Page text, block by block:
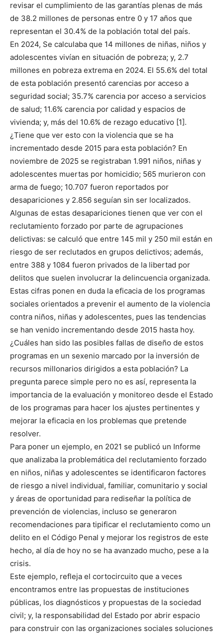
revisar el cumplimiento de las garantías plenas de más
de 38.2 millones de personas entre 0 y 17 años que
representan el 30.4% de la población total del país.
En 2024, Se calculaba que 14 millones de niñas, niños y
adolescentes vivían en situación de pobreza; y, 2.7
millones en pobreza extrema en 2024. El 55.6% del total
de esta población presentó carencias por acceso a
seguridad social; 35.7% carencia por acceso a servicios
de salud; 11.6% carencia por calidad y espacios de
vivienda; y, más del 10.6% de rezago educativo [1].
¿Tiene que ver esto con la violencia que se ha
incrementado desde 2015 para esta población? En
noviembre de 2025 se registraban 1.991 niños, niñas y
adolescentes muertas por homicidio; 565 murieron con
arma de fuego; 10.707 fueron reportados por
desapariciones y 2.856 seguían sin ser localizados.
Algunas de estas desapariciones tienen que ver con el
reclutamiento forzado por parte de agrupaciones
delictivas: se calculó que entre 145 mil y 250 mil están en
riesgo de ser reclutados en grupos delictivos; además,
entre 388 y 1084 fueron privados de la libertad por
delitos que suelen involucrar la delincuencia organizada.
Estas cifras ponen en duda la eficacia de los programas
sociales orientados a prevenir el aumento de la violencia
contra niños, niñas y adolescentes, pues las tendencias
se han venido incrementando desde 2015 hasta hoy.
¿Cuáles han sido las posibles fallas de diseño de estos
programas en un sexenio marcado por la inversión de
recursos millonarios dirigidos a esta población? La
pregunta parece simple pero no es así, representa la
importancia de la evaluación y monitoreo desde el Estado
de los programas para hacer los ajustes pertinentes y
mejorar la eficacia en los problemas que pretende
resolver.
Para poner un ejemplo, en 2021 se publicó un Informe
que analizaba la problemática del reclutamiento forzado
en niños, niñas y adolescentes se identificaron factores
de riesgo a nivel individual, familiar, comunitario y social
y áreas de oportunidad para rediseñar la política de
prevención de violencias, incluso se generaron
recomendaciones para tipificar el reclutamiento como un
delito en el Código Penal y mejorar los registros de este
hecho, al día de hoy no se ha avanzado mucho, pese a la
crisis.
Este ejemplo, refleja el cortocircuito que a veces
encontramos entre las propuestas de instituciones
públicas, los diagnósticos y propuestas de la sociedad
civil; y, la responsabilidad del Estado por abrir espacio
para construir con las organizaciones sociales soluciones